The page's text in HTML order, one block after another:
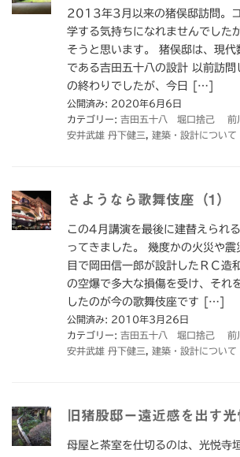
2013年3月以来の猪俣邸訪問。
学する気持ちになれませんでした
そうと思います。 猪俣邸は、現代
である吉田五十八の設計 以前訪問
の終わりでしたが、今日 […]
公開済み: 2020年6月6日
カテゴリー: 吉田五十八 堀口捨己
安井武雄 丹下健三
建築・設計について
さようなら歌舞伎座（1）
この4月講演を最後に建替えられ
ってきました。 幾度かの火災や
目で岡田信一郎が設計したＲＣ造
の空爆で多大な損傷を受け、それ
したのが今の歌舞伎座です […]
公開済み: 2010年3月26日
カテゴリー: 吉田五十八 堀口捨己
安井武雄 丹下健三
建築・設計について
旧猪股邸ー遠近感を出す
母屋と茶室を仕切るのは、光悦寺